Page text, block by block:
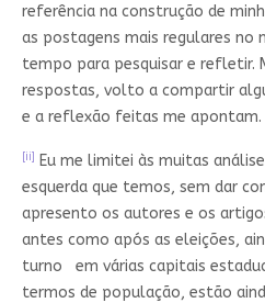
referência na construção de
as postagens mais regulares no
tempo para pesquisar e refletir.
respostas, volto a compartir
e a reflexão feitas me apontam.
[ii] Eu me limitei às muitas
esquerda que temos, sem dar
apresento os autores e os
antes como após as eleições,
turno em várias capitais
termos de população, estão